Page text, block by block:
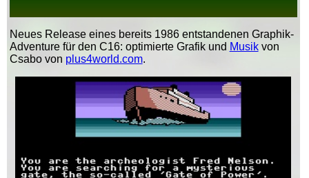
Neues Release eines bereits 1986 entstandenen Graphik-
Adventure für den C16: optimierte Grafik und Musikvon
Csabo von plus4world.com.